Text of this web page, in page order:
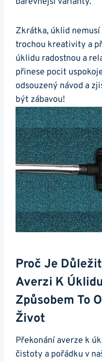
Zkrátka, úklid
trochou kreativity a
úklidu radostnou a
přinese pocit
odsouzený návod a
být zábavou!
Proč Je
Averzi K
Způsobem To
Život
Překonání averze k
čistoty a pořádku v